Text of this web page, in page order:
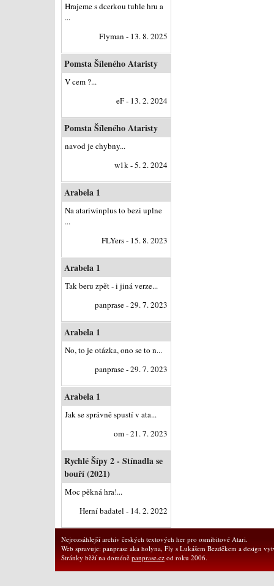
Hrajeme s dcerkou tuhle hru a
...
Flyman - 13. 8. 2025
Pomsta Šíleného Ataristy
V cem ?...
eF - 13. 2. 2024
Pomsta Šíleného Ataristy
navod je chybny...
w1k - 5. 2. 2024
Arabela 1
Na atariwinplus to bezi uplne
...
FLYers - 15. 8. 2023
Arabela 1
Tak beru zpět - i jiná verze...
panprase - 29. 7. 2023
Arabela 1
No, to je otázka, ono se to n...
panprase - 29. 7. 2023
Arabela 1
Jak se správně spustí v ata...
om - 21. 7. 2023
Rychlé Šípy 2 - Stínadla se
bouří (2021)
Moc pěkná hra!...
Herní badatel - 14. 2. 2022
Nejrozsáhlejší archiv českých textových her pro osmibitové Atari.
Web spravuje: panprase aka holyna, Fly s Lukášem Bezděkem a design
Stránky běží na doméně panprase.cz od roku 2006.